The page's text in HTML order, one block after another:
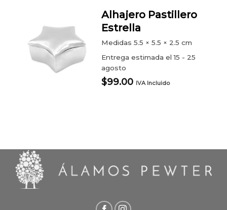
Alhajero Pastillero
Estrella
Medidas5.5 × 5.5 × 2.5 cm
Entrega estimada el 15 - 25
agosto
$99.00 IVA Incluido